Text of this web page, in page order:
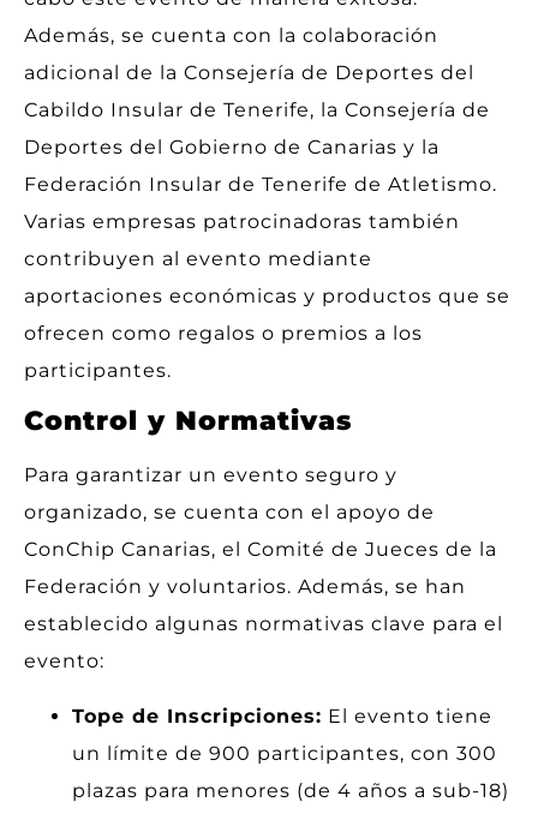
Además, se cuenta con la colaboración
adicional de la Consejería de Deportes del
Cabildo Insular de Tenerife, la Consejería de
Deportes del Gobierno de Canarias y la
Federación Insular de Tenerife de Atletismo.
Varias empresas patrocinadoras también
contribuyen al evento mediante
aportaciones económicas y productos que se
ofrecen como regalos o premios a los
participantes.
Control y Normativas
Para garantizar un evento seguro y
organizado, se cuenta con el apoyo de
ConChip Canarias, el Comité de Jueces de la
Federación y voluntarios. Además, se han
establecido algunas normativas clave para el
evento:
Tope de Inscripciones: El evento tiene
un límite de 900 participantes, con 300
plazas para menores (de 4 años a sub-18)